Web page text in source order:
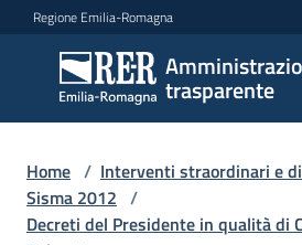
Vai al contenuto
Vai alla navigazione
Vai al footer
Regione Emilia-Romagna
trasparente
Amministrazione
trasparente
Sottosezioni
Home / Interventi straordinari e
Sisma 2012 /
Decreti del Presidente in qualità di